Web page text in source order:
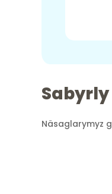
Sabyrly
Näsaglarymyz